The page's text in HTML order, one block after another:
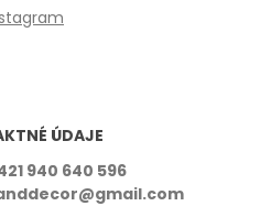
ÚDAJE
940 640 596